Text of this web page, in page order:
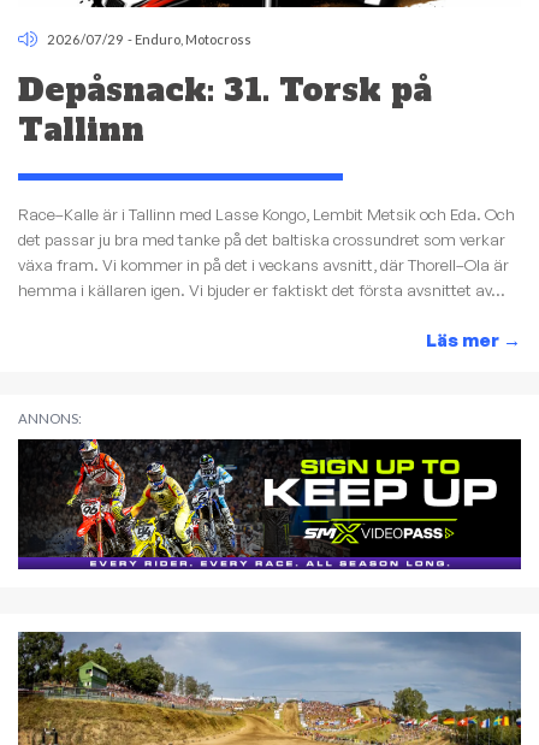
2026/07/29 - Enduro Motocross
Depåsnack: 31. Torsk på
Tallinn
Race–Kalle är i Tallinn med Lasse Kongo, Lembit Metsik och Eda. Och
det passar ju bra med tanke på det baltiska crossundret som verkar
växa fram. Vi kommer in på det i veckans avsnitt, där Thorell–Ola är
hemma i källaren igen. Vi bjuder er faktiskt det första avsnittet av...
Läs mer →
ANNONS: